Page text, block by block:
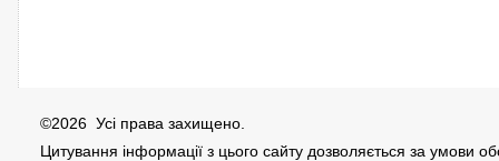
©2026 Усі права захищено.
Цитування інформації з цього сайту дозволяється за умови